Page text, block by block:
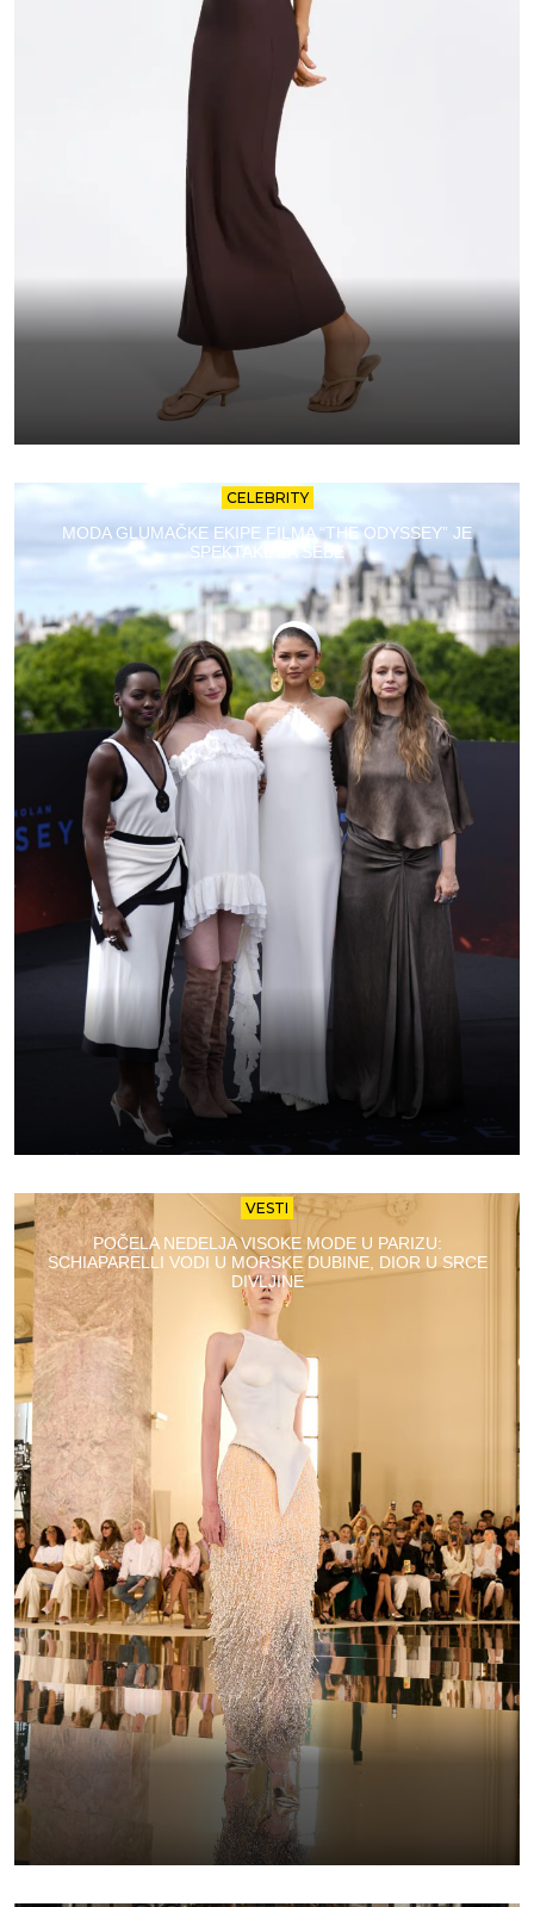
CELEBRITY
MODA GLUMAČKE EKIPE FILMA “THE ODYSSEY” JE
SPEKTAKL ZA SEBE
VESTI
POČELA NEDELJA VISOKE MODE U PARIZU:
SCHIAPARELLI VODI U MORSKE DUBINE, DIOR U SRCE
DIVLJINE